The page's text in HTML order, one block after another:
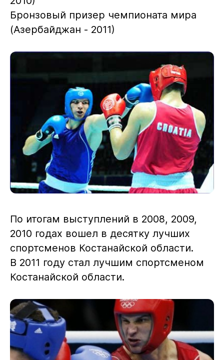
Бронзовый призер чемпионата мира
(Азербайджан - 2011)
По итогам выступлений в 2008, 2009,
2010 годах вошел в десятку лучших
спортсменов Костанайской области.
В 2011 году стал лучшим спортсменом
Костанайской области.